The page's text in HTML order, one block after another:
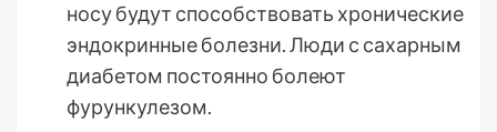
носу будут способствовать хронические
эндокринные болезни. Люди с сахарным
диабетом постоянно болеют
фурункулезом.